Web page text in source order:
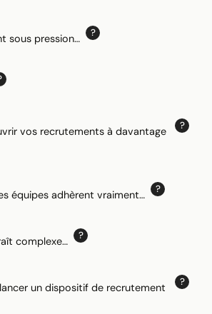
sous pression…
vos recrutements à davantage
équipes adhèrent vraiment…
complexe…
un dispositif de recrutement